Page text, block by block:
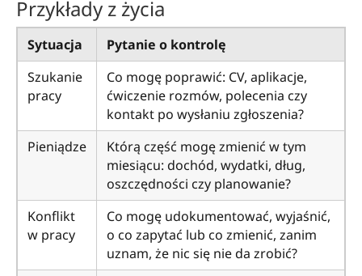
Przykłady z życia
Sytuacja
Pytanie o kontrolę
Szukanie
pracy
Co mogę poprawić: CV, aplikacje,
ćwiczenie rozmów, polecenia czy
kontakt po wysłaniu zgłoszenia?
Pieniądze
Którą część mogę zmienić w tym
miesiącu: dochód, wydatki, dług,
oszczędności czy planowanie?
Konflikt
w pracy
Co mogę udokumentować, wyjaśnić,
o co zapytać lub co zmienić, zanim
uznam, że nic się nie da zrobić?